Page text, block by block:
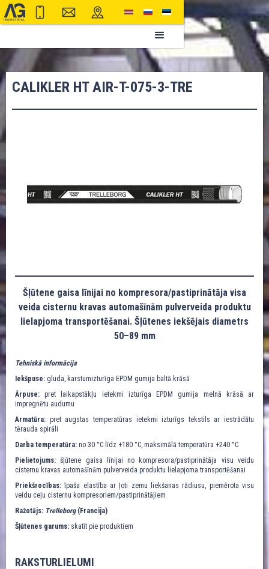
CALIKLER HT AIR-T-075-3-TRE
Šļūtene gaisa līnijai no kompresora/pastiprinātāja visa
veida cisternu kravas automašīnām pulverveida produktu
lielapjoma transportēšanai. Šļūtenes iekšējais diametrs
50–89 mm
Tehniskā informācija
Iekšpuse: gluda, karstumizturīga EPDM gumija baltā krāsā
Ārpuse: pret laikapstākļu ietekmi izturīga EPDM gumija melnā krāsā ar
impregnētu audumu
Armatūra: pret augstas temperatūras ietekmi izturīgs tekstils ar iestrādātu
tērauda spirāli
Darba temperatūra: no 30 °C līdz +180 °C, maksimālā temperatūra +240 °C
Pielietojums:šļūtene gaisa līnijai no kompresora/pastiprinātāja visu veidu
cisternu kravas automašīnām pulverveida produktu lielapjoma transportēšanai
Priekšrocības:īpaša elastība ar ļoti zemu liekšanas rādiusu, piemērota visu
veidu ceļu cisternu kompresoriem/pastiprinātājiem
Ražotājs: Trelleborg(Francija)
Šļūtenes garums: skatīt pie produktiem
RAKSTURLIELUMI